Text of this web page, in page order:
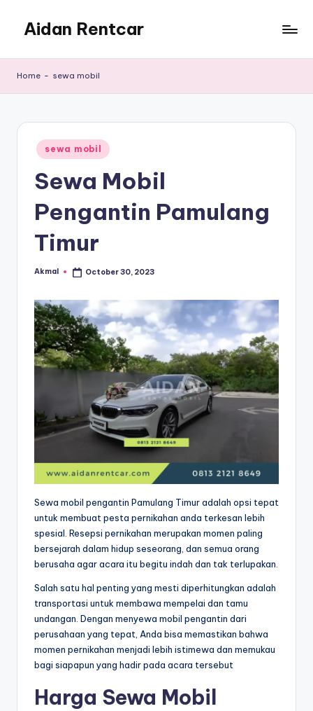
content
Aidan Rentcar
Murah
Home - sewa mobil
Posted
in
sewa mobil
Sewa Mobil
Pengantin Pamulang
Timur
Posted
Akmal October 30, 2023
Sewa mobil pengantin Pamulang Timur adalah opsi tepat
untuk membuat pesta pernikahan anda terkesan lebih
spesial. Resepsi pernikahan merupakan momen paling
bersejarah dalam hidup seseorang, dan semua orang
berusaha agar acara itu begitu indah dan tak terlupakan.
Salah satu hal penting yang mesti diperhitungkan adalah
transportasi untuk membawa mempelai dan tamu
undangan. Dengan menyewa mobil pengantin dari
perusahaan yang tepat, Anda bisa memastikan bahwa
momen pernikahan menjadi lebih istimewa dan memukau
bagi siapapun yang hadir pada acara tersebut
Harga Sewa Mobil